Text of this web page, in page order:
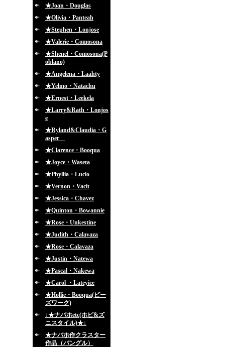
★Joan・Douglas
★Olivia・Panteah
★Stephen・Lonjose
★Valerie・Comosona
★Shenel・Comosona(P
oblano)
★Angelena・Laahty
★Yelmo・Natachu
★Ernest・Leekela
★Larry&Rath・Lonjos
e
★Ryland&Claudia・G
asper
★Clarence・Booqua
★Joyce・Waseta
★Phyllia・Lucio
★Vernon・Vacit
★Jessica・Chavez
★Quinton・Bowannie
★Rose・Unkestine
★Judith・Calavaza
★Rose・Calavaza
★Justin・Natewa
★Pascal・Nakewa
★Carol ・Lateyice
★Hollie・Booqua(ビー
ズワーク)
↓★ナバホetc(ホピ&ズ
ニスタイル)★↓
★ナバホ作クラスター
作品（バングル）